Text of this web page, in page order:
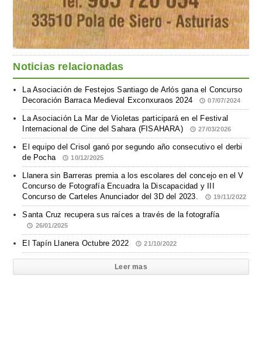
Noticias relacionadas
La Asociación de Festejos Santiago de Arlós gana el Concurso
Decoración Barraca Medieval Exconxuraos 2024
07/07/2024
La Asociación La Mar de Violetas participará en el Festival
Internacional de Cine del Sahara (FISAHARA)
27/03/2026
El equipo del Crisol ganó por segundo año consecutivo el derbi
de Pocha
10/12/2025
Llanera sin Barreras premia a los escolares del concejo en el V
Concurso de Fotografía Encuadra la Discapacidad y III
Concurso de Carteles Anunciador del 3D del 2023.
19/11/2022
Santa Cruz recupera sus raíces a través de la fotografía
26/01/2025
El Tapín Llanera Octubre 2022 21/10/2022
Leer mas